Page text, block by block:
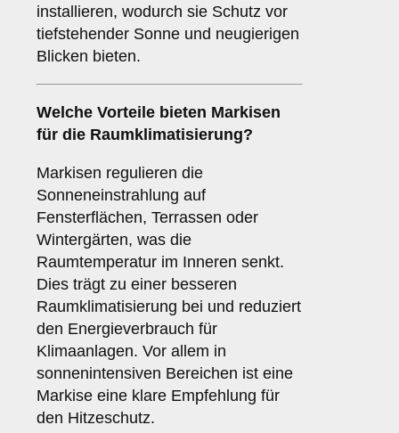
installieren, wodurch sie Schutz vor
tiefstehender Sonne und neugierigen
Blicken bieten.
Welche Vorteile bieten Markisen
für die Raumklimatisierung?
Markisen regulieren die
Sonneneinstrahlung auf
Fensterflächen, Terrassen oder
Wintergärten, was die
Raumtemperatur im Inneren senkt.
Dies trägt zu einer besseren
Raumklimatisierung bei und reduziert
den Energieverbrauch für
Klimaanlagen. Vor allem in
sonnenintensiven Bereichen ist eine
Markise eine klare Empfehlung für
den Hitzeschutz.